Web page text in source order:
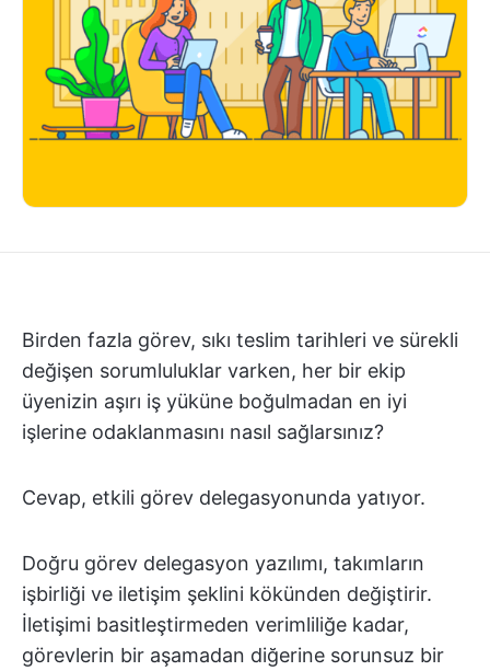
Birden fazla görev, sıkı teslim tarihleri ve sürekli
değişen sorumluluklar varken, her bir ekip
üyenizin aşırı iş yüküne boğulmadan en iyi
işlerine odaklanmasını nasıl sağlarsınız?
Cevap, etkili görev delegasyonunda yatıyor.
Doğru görev delegasyon yazılımı, takımların
işbirliği ve iletişim şeklini kökünden değiştirir.
İletişimi basitleştirmeden verimliliğe kadar,
görevlerin bir aşamadan diğerine sorunsuz bir